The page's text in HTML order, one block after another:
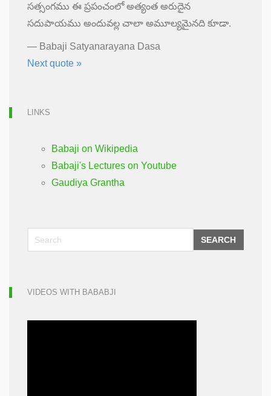
సత్సంగము ఈ ప్రపంచంలో అత్యంత అరుదైన
సదుపాయము అందువల్ల చాలా అమూల్యమైనది కూడా.
— Babaji Satyanarayana Dasa
Next quote »
LINKS
Babaji on Wikipedia
Babaji's Lectures on Youtube
Gaudiya Grantha
SEARCH
VIDEOS WITH BABABJI